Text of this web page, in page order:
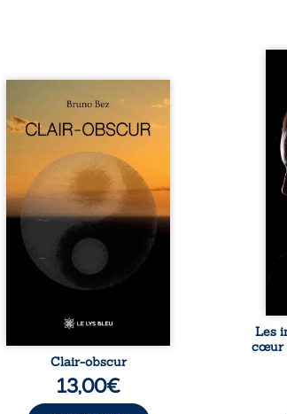
Composé en alexandrins, Clair-
obscur aborde la spiritualité,
les relations humaines, la
partir d’expériences
personnelles. Entre clarté et
obscurité, les poèmes
traduisent les observations et
les ressentis façonnés au fil
d’une vie. Ils portent un regard
sensible sur l’existence et le
monde contemporain, invitant
chacun à questionner ses ...
Clair-obscur
13,00€
Qui
le
Les
cœur